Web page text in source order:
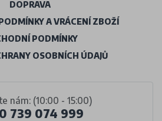
nám: (10:00 - 15:00)
739 074 999
DOPRAVA
A VRÁCENÍ ZBOŽÍ
PODMÍNKY
OSOBNÍCH ÚDAJŮ